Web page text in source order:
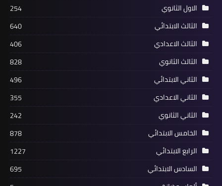
الاول الثانوي
254
الثالث الابتدائي
640
الثالث الاعدادي
406
الثالث الثانوي
828
الثاني الابتدائي
496
الثاني الاعدادي
355
الثاني الثانوي
242
الخامس الابتدائي
878
الرابع الابتدائي
1227
السادس الابتدائي
695